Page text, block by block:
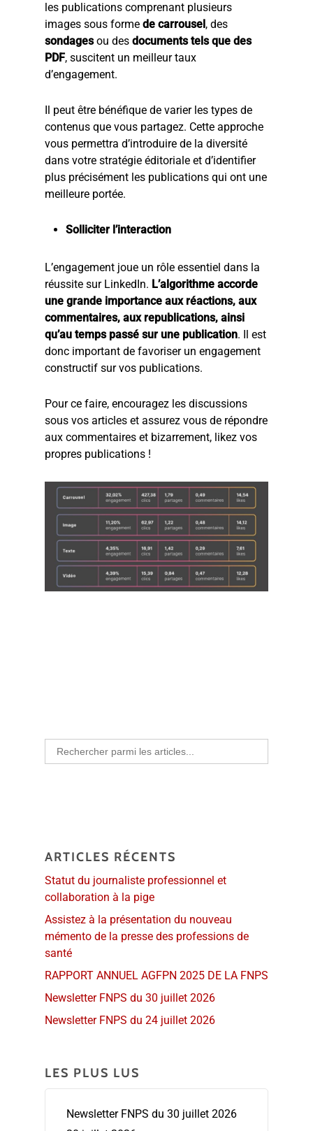
les publications comprenant plusieurs
images sous forme de carrousel, des
sondagesou des documents tels que des
PDF, suscitent un meilleur taux
d’engagement.
Il peut être bénéfique de varier les types de
contenus que vous partagez. Cette approche
vous permettra d’introduire de la diversité
dans votre stratégie éditoriale et d’identifier
plus précisément les publications qui ont une
meilleure portée.
Solliciter l’interaction
L’engagement joue un rôle essentiel dans la
réussite sur LinkedIn. L’algorithme accorde
une grande importance aux réactions, aux
commentaires, aux republications, ainsi
qu’au temps passé sur une publication. Il est
donc important de favoriser un engagement
constructif sur vos publications.
Pour ce faire, encouragez les discussions
sous vos articles et assurez vous de répondre
aux commentaires et bizarrement, likez vos
propres publications !
Search
for:
ARTICLES RÉCENTS
Statut du journaliste professionnel et
collaboration à la pige
Assistez à la présentation du nouveau
mémento de la presse des professions de
santé
RAPPORT ANNUEL AGFPN 2025 DE LA FNPS
Newsletter FNPS du 30 juillet 2026
Newsletter FNPS du 24 juillet 2026
LES PLUS LUS
Newsletter FNPS du 30 juillet 2026